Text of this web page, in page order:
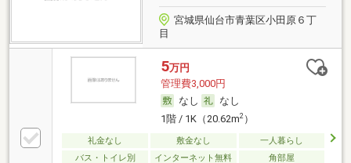
宮城県仙台市青葉区小田原６丁
目
5万円
管理費3,000円
なし
なし
1階 / 1K（20.62m2）
礼金なし 敷金なし
一人暮らし
バス・トイレ別
インターネット無料 角部屋